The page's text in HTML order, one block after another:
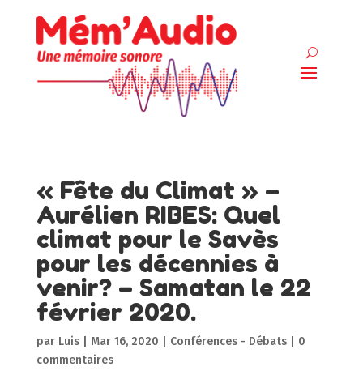
« Fête du Climat » –
Aurélien RIBES: Quel
climat pour le Savès
pour les décennies à
venir? – Samatan le 22
février 2020.
par Luis| Mar 16, 2020 Conférences - Débats| 0
commentaires